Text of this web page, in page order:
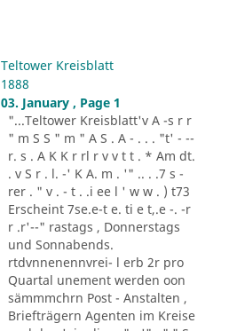
Teltower Kreisblatt
1888
03. January , Page 1
"...Teltower Kreisblatt'v A -s r r
" m S S " m " A S . A - . . . "t' - --
r. s . A K K r rl r v v t t . * Am dt.
. v S r . l. -' K A. m . '" .. . .7 s -
rer . " v . - t . .i ee l ' w w . ) t73
Erscheint 7se.e-t e. ti e t,.e -. -r
r .r'--" rastags , Donnerstags
und Sonnabends.
rtdvnnenennvrei- l erb 2r pro
Quartal unement werden oon
sämmmchrn Post - Anstalten ,
Briefträgern Agenten im Kreise